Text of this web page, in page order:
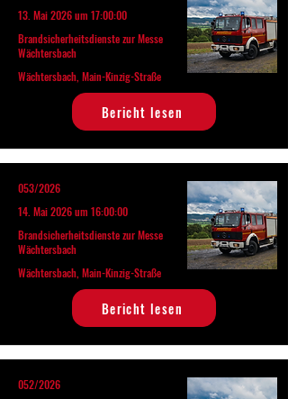
13. Mai 2026 um 17:00:00
Brandsicherheitsdienste zur Messe
Wächtersbach
Wächtersbach, Main-Kinzig-Straße
Bericht lesen
053/2026
14. Mai 2026 um 16:00:00
Brandsicherheitsdienste zur Messe
Wächtersbach
Wächtersbach, Main-Kinzig-Straße
Bericht lesen
052/2026